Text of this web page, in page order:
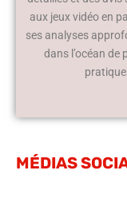
aux jeux vidéo en
ses analyses
dans l’océan
MÉDIAS